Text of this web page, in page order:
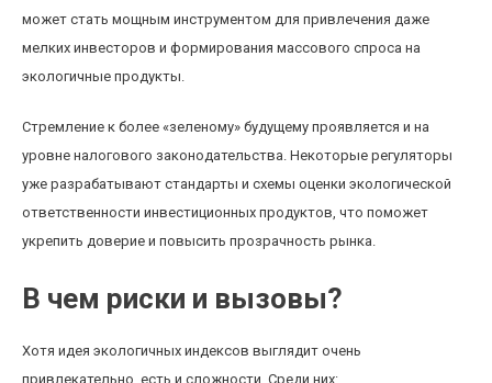
может стать мощным инструментом для привлечения даже
мелких инвесторов и формирования массового спроса на
экологичные продукты.
Стремление к более «зеленому» будущему проявляется и на
уровне налогового законодательства. Некоторые регуляторы
уже разрабатывают стандарты и схемы оценки экологической
ответственности инвестиционных продуктов, что поможет
укрепить доверие и повысить прозрачность рынка.
В чем риски и вызовы?
Хотя идея экологичных индексов выглядит очень
привлекательно, есть и сложности. Среди них: